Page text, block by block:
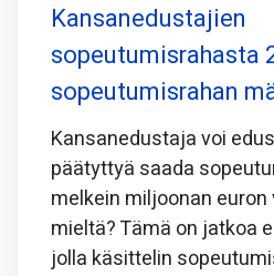
Kansanedustajien
sopeutumisrahasta
sopeutumisrahan
Kansanedustaja voi
päätyttyä saada
melkein miljoonan
mieltä? Tämä on jatkoa
jolla käsittelin